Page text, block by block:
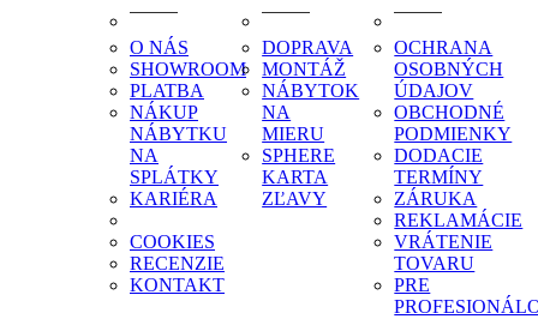
O NÁS
SHOWROOM
PLATBA
NÁKUP
NÁBYTKU
NA
SPLÁTKY
KARIÉRA
COOKIES
RECENZIE
KONTAKT
DOPRAVA
MONTÁŽ
NÁBYTOK
NA
MIERU
SPHERE
KARTA
ZĽAVY
OCHRANA
OSOBNÝCH
ÚDAJOV
OBCHODNÉ
PODMIENKY
DODACIE
TERMÍNY
ZÁRUKA
REKLAMÁCIE
VRÁTENIE
TOVARU
PRE